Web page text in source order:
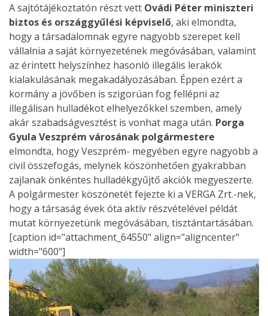
A sajtótájékoztatón részt vett Ovádi Péter miniszteri
biztos és országgyűlési képviselő, aki elmondta,
hogy a társadalomnak egyre nagyobb szerepet kell
vállalnia a saját környezetének megóvásában, valamint
az érintett helyszínhez hasonló illegális lerakók
kialakulásának megakadályozásában. Éppen ezért a
kormány a jövőben is szigorúan fog fellépni az
illegálisan hulladékot elhelyezőkkel szemben, amely
akár szabadságvesztést is vonhat maga után. Porga
Gyula Veszprém városának polgármestere
elmondta, hogy Veszprém- megyében egyre nagyobb a
civil összefogás, melynek köszönhetően gyakrabban
zajlanak önkéntes hulladékgyűjtő akciók megyeszerte.
A polgármester köszönetét fejezte ki a VERGA Zrt.-nek,
hogy a társaság évek óta aktív részvételével példát
mutat környezetünk megóvásában, tisztántartásában.
[caption id="attachment_64550" align="aligncenter"
width="600"]